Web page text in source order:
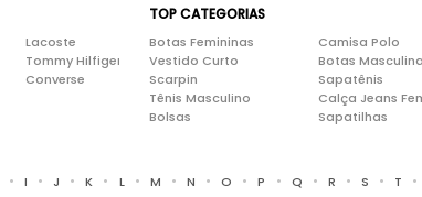
Lacoste
Tommy Hilfiger
Converse
TOP CATEGORIAS
Botas Femininas
Vestido Curto
Scarpin
Tênis Masculino
Bolsas
Camisa Polo
Botas
Sapatênis
Calça Jeans
Sapatilhas
• I • J • K • L • M • N • O • P • Q • R • S • T •